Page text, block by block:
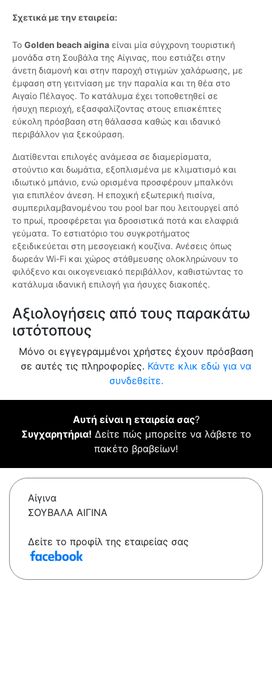
Σχετικά με την εταιρεία:
Το Golden beach aigina είναι μία σύγχρονη τουριστική
μονάδα στη Σουβάλα της Αίγινας, που εστιάζει στην
άνετη διαμονή και στην παροχή στιγμών χαλάρωσης, με
έμφαση στη γειτνίαση με την παραλία και τη θέα στο
Αιγαίο Πέλαγος. Το κατάλυμα έχει τοποθετηθεί σε
ήσυχη περιοχή, εξασφαλίζοντας στους επισκέπτες
εύκολη πρόσβαση στη θάλασσα καθώς και ιδανικό
περιβάλλον για ξεκούραση.
Διατίθενται επιλογές ανάμεσα σε διαμερίσματα,
στούντιο και δωμάτια, εξοπλισμένα με κλιματισμό και
ιδιωτικό μπάνιο, ενώ ορισμένα προσφέρουν μπαλκόνι
για επιπλέον άνεση. Η εποχική εξωτερική πισίνα,
συμπεριλαμβανομένου του pool bar που λειτουργεί από
το πρωί, προσφέρεται για δροσιστικά ποτά και ελαφριά
γεύματα. Το εστιατόριο του συγκροτήματος
εξειδικεύεται στη μεσογειακή κουζίνα. Ανέσεις όπως
δωρεάν Wi-Fi και χώρος στάθμευσης ολοκληρώνουν το
φιλόξενο και οικογενειακό περιβάλλον, καθιστώντας το
κατάλυμα ιδανική επιλογή για ήσυχες διακοπές.
Αξιολογήσεις από τους παρακάτω
ιστότοπους
Μόνο οι εγγεγραμμένοι χρήστες έχουν πρόσβαση
σε αυτές τις πληροφορίες. Κάντε κλικ εδώ για να
συνδεθείτε.
Αυτή είναι η εταιρεία σας?
Συγχαρητήρια! Δείτε πώς μπορείτε να λάβετε το
πακέτο βραβείων!
Αίγινα
ΣΟΥΒΑΛΑ ΑΙΓΙΝΑ
Δείτε το προφίλ της εταιρείας σας